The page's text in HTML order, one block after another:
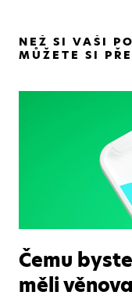
NEŽ SI VAŠI
MŮŽETE SI
Čemu
měli